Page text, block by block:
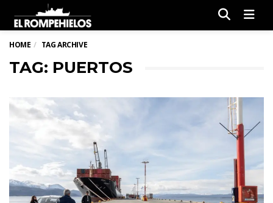
HOME TAG ARCHIVE
TAG: PUERTOS